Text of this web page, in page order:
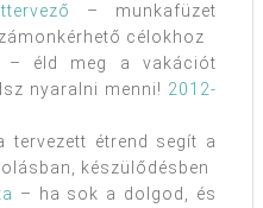
– munkafüzet
célokhoz
– éld meg a vakációt
nyaralni menni! 2012-
tervezett étrend segít a
készülődésben
– ha sok a dolgod, és